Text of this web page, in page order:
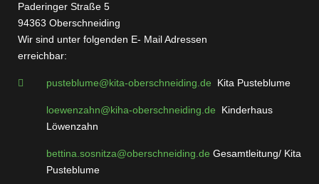
Paderinger Straße 5
94363 Oberschneiding
Wir sind unter folgenden E- Mail Adressen
pusteblume@kita-oberschneiding.de Kita Pusteblume
loewenzahn@kiha-oberschneiding.de Kinderhaus
Löwenzahn
bettina.sosnitza@oberschneiding.de Gesamtleitung/ Kita
Pusteblume